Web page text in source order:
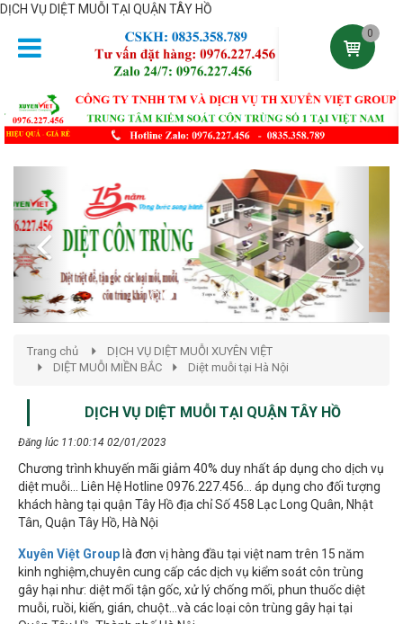
DỊCH VỤ DIỆT MUỖI TẠI QUẬN TÂY HỒ
0
DỊCH VỤ DIỆT MUỖI XUYÊN VIỆT
DIỆT MUỖI MIỀN BẮC
Diệt muỗi tại Hà Nội
DỊCH VỤ DIỆT MUỖI TẠI QUẬN TÂY HỒ
diệt muỗi… Liên Hệ Hotline 0976.227.456… áp dụng cho đối tượng
khách hàng tại quận Tây Hồ địa chỉ Số 458 Lạc Long Quân, Nhật
Tân, Quận Tây Hồ, Hà Nội
kinh nghiệm,chuyên cung cấp các dịch vụ kiểm soát côn trùng
gây hại như: diệt mối tận gốc, xử lý chống mối, phun thuốc diệt
muỗi, ruồi, kiến, gián, chuột...và các loại côn trùng gây hại tại
Quận Tây Hồ, Thành phố Hà Nội.